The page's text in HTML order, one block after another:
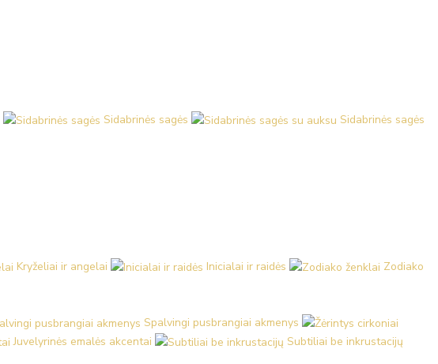
Sidabrinės sagės
Sidabrinės sagės
Kryželiai ir angelai Inicialai ir raidės
Zodiako
Spalvingi pusbrangiai akmenys
Juvelyrinės emalės akcentai Subtiliai be inkrustacijų